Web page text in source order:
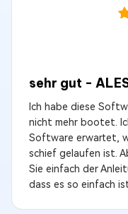
sehr gut -
Ich habe diese
nicht mehr bootet.
Software erwartet,
schief gelaufen ist.
Sie einfach der
dass es so einfach